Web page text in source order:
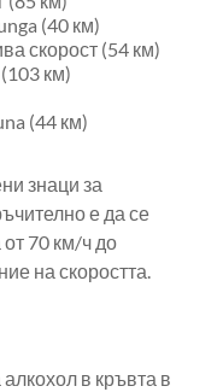
(40 км)
скорост (54 км)
км)
(44 км)
знаци за
е да се
70 км/ч до
на скоростта.
в кръвта в